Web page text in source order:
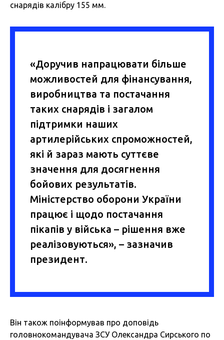
снарядів калібру 155 мм.
«Доручив напрацювати більше
можливостей для фінансування,
виробництва та постачання
таких снарядів і загалом
підтримки наших
артилерійських спроможностей,
які й зараз мають суттєве
значення для досягнення
бойових результатів.
Міністерство оборони України
працює і щодо постачання
пікапів у війська – рішення вже
реалізовуються», – зазначив
президент.
Він також поінформував про доповідь
головнокомандувача ЗСУ Олександра Сирського по